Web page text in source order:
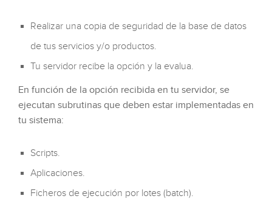
Realizar una copia de seguridad de la base de datos
de tus servicios y/o productos.
Tu servidor recibe la opción y la evalua.
En función de la opción recibida en tu servidor, se
ejecutan subrutinas que deben estar implementadas en
tu sistema:
Scripts.
Aplicaciones.
Ficheros de ejecución por lotes (batch).